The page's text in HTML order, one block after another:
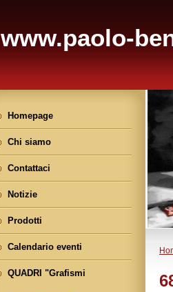
www.paolo-
Homepage
Chi siamo
Contattaci
Notizie
Prodotti
Calendario eventi
QUADRI "Grafismi